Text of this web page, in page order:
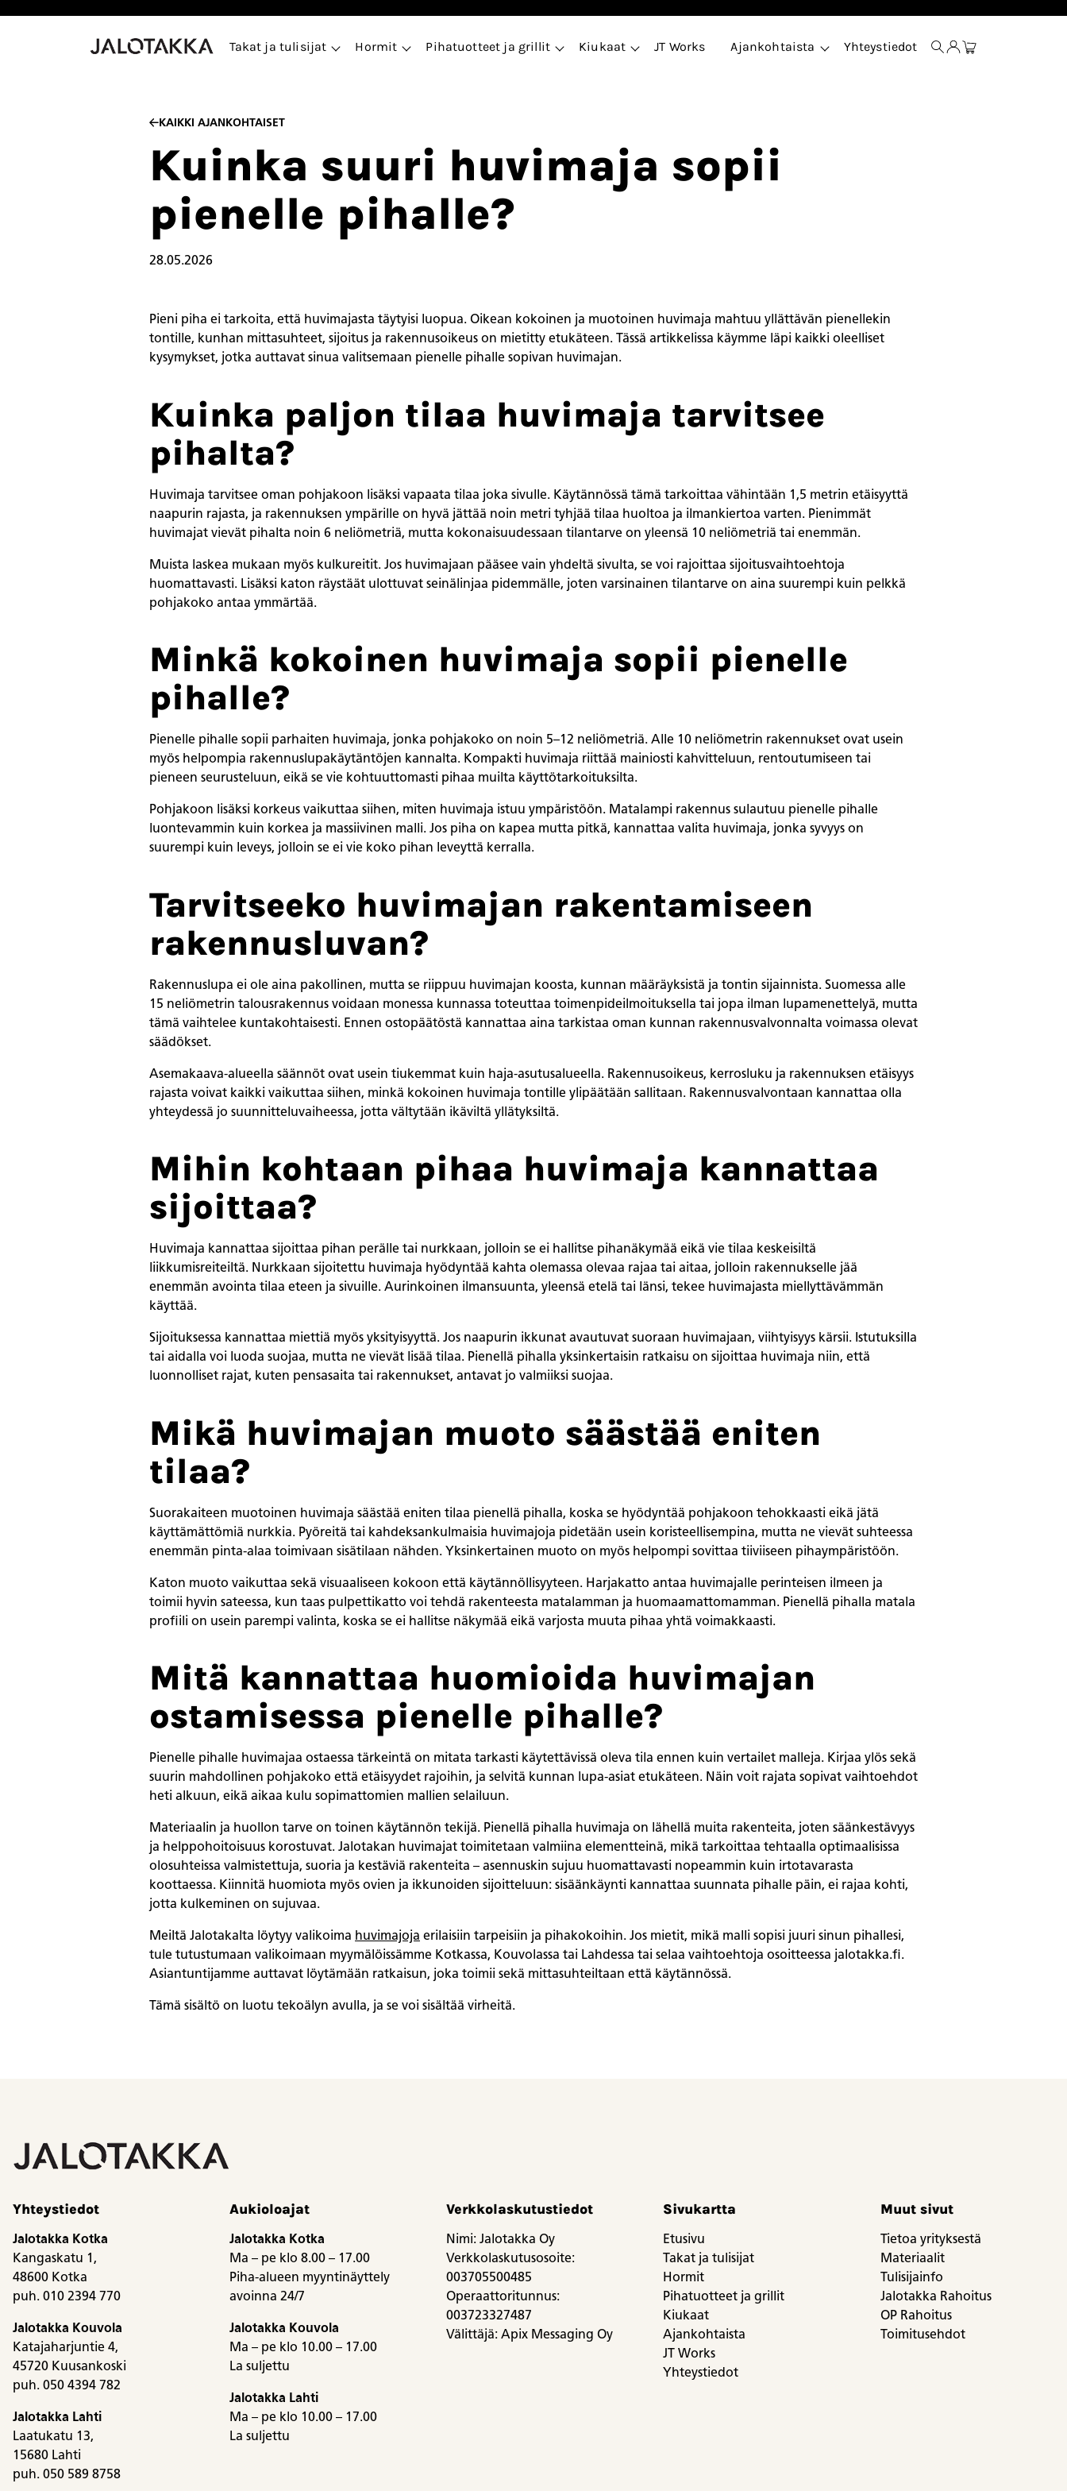
Takat ja tulisijat
Hormit Pihatuotteet ja grillit Kiukaat JT Works Ajankohtaista Yhteystiedot
KAIKKI AJANKOHTAISET
Kuinka suuri huvimaja sopii
pienelle pihalle?
28.05.2026
Pieni piha ei tarkoita, että huvimajasta täytyisi luopua. Oikean kokoinen ja muotoinen huvimaja mahtuu yllättävän pienellekin
tontille, kunhan mittasuhteet, sijoitus ja rakennusoikeus on mietitty etukäteen. Tässä artikkelissa käymme läpi kaikki oleelliset
kysymykset, jotka auttavat sinua valitsemaan pienelle pihalle sopivan huvimajan.
Kuinka paljon tilaa huvimaja tarvitsee
pihalta?
Huvimaja tarvitsee oman pohjakoon lisäksi vapaata tilaa joka sivulle. Käytännössä tämä tarkoittaa vähintään 1,5 metrin etäisyyttä
naapurin rajasta, ja rakennuksen ympärille on hyvä jättää noin metri tyhjää tilaa huoltoa ja ilmankiertoa varten. Pienimmät
huvimajat vievät pihalta noin 6 neliömetriä, mutta kokonaisuudessaan tilantarve on yleensä 10 neliömetriä tai enemmän.
Muista laskea mukaan myös kulkureitit. Jos huvimajaan pääsee vain yhdeltä sivulta, se voi rajoittaa sijoitusvaihtoehtoja
huomattavasti. Lisäksi katon räystäät ulottuvat seinälinjaa pidemmälle, joten varsinainen tilantarve on aina suurempi kuin pelkkä
pohjakoko antaa ymmärtää.
Minkä kokoinen huvimaja sopii pienelle
pihalle?
Pienelle pihalle sopii parhaiten huvimaja, jonka pohjakoko on noin 5–12 neliömetriä. Alle 10 neliömetrin rakennukset ovat usein
myös helpompia rakennuslupakäytäntöjen kannalta. Kompakti huvimaja riittää mainiosti kahvitteluun, rentoutumiseen tai
pieneen seurusteluun, eikä se vie kohtuuttomasti pihaa muilta käyttötarkoituksilta.
Pohjakoon lisäksi korkeus vaikuttaa siihen, miten huvimaja istuu ympäristöön. Matalampi rakennus sulautuu pienelle pihalle
luontevammin kuin korkea ja massiivinen malli. Jos piha on kapea mutta pitkä, kannattaa valita huvimaja, jonka syvyys on
suurempi kuin leveys, jolloin se ei vie koko pihan leveyttä kerralla.
Tarvitseeko huvimajan rakentamiseen
rakennusluvan?
Rakennuslupa ei ole aina pakollinen, mutta se riippuu huvimajan koosta, kunnan määräyksistä ja tontin sijainnista. Suomessa alle
15 neliömetrin talousrakennus voidaan monessa kunnassa toteuttaa toimenpideilmoituksella tai jopa ilman lupamenettelyä, mutta
tämä vaihtelee kuntakohtaisesti. Ennen ostopäätöstä kannattaa aina tarkistaa oman kunnan rakennusvalvonnalta voimassa olevat
säädökset.
Asemakaava-alueella säännöt ovat usein tiukemmat kuin haja-asutusalueella. Rakennusoikeus, kerrosluku ja rakennuksen etäisyys
rajasta voivat kaikki vaikuttaa siihen, minkä kokoinen huvimaja tontille ylipäätään sallitaan. Rakennusvalvontaan kannattaa olla
yhteydessä jo suunnitteluvaiheessa, jotta vältytään ikäviltä yllätyksiltä.
Mihin kohtaan pihaa huvimaja kannattaa
sijoittaa?
Huvimaja kannattaa sijoittaa pihan perälle tai nurkkaan, jolloin se ei hallitse pihanäkymää eikä vie tilaa keskeisiltä
liikkumisreiteiltä. Nurkkaan sijoitettu huvimaja hyödyntää kahta olemassa olevaa rajaa tai aitaa, jolloin rakennukselle jää
enemmän avointa tilaa eteen ja sivuille. Aurinkoinen ilmansuunta, yleensä etelä tai länsi, tekee huvimajasta miellyttävämmän
käyttää.
Sijoituksessa kannattaa miettiä myös yksityisyyttä. Jos naapurin ikkunat avautuvat suoraan huvimajaan, viihtyisyys kärsii. Istutuksilla
tai aidalla voi luoda suojaa, mutta ne vievät lisää tilaa. Pienellä pihalla yksinkertaisin ratkaisu on sijoittaa huvimaja niin, että
luonnolliset rajat, kuten pensasaita tai rakennukset, antavat jo valmiiksi suojaa.
Mikä huvimajan muoto säästää eniten
tilaa?
Suorakaiteen muotoinen huvimaja säästää eniten tilaa pienellä pihalla, koska se hyödyntää pohjakoon tehokkaasti eikä jätä
käyttämättömiä nurkkia. Pyöreitä tai kahdeksankulmaisia huvimajoja pidetään usein koristeellisempina, mutta ne vievät suhteessa
enemmän pinta-alaa toimivaan sisätilaan nähden. Yksinkertainen muoto on myös helpompi sovittaa tiiviiseen pihaympäristöön.
Katon muoto vaikuttaa sekä visuaaliseen kokoon että käytännöllisyyteen. Harjakatto antaa huvimajalle perinteisen ilmeen ja
toimii hyvin sateessa, kun taas pulpettikatto voi tehdä rakenteesta matalamman ja huomaamattomamman. Pienellä pihalla matala
profiili on usein parempi valinta, koska se ei hallitse näkymää eikä varjosta muuta pihaa yhtä voimakkaasti.
Mitä kannattaa huomioida huvimajan
ostamisessa pienelle pihalle?
Pienelle pihalle huvimajaa ostaessa tärkeintä on mitata tarkasti käytettävissä oleva tila ennen kuin vertailet malleja. Kirjaa ylös sekä
suurin mahdollinen pohjakoko että etäisyydet rajoihin, ja selvitä kunnan lupa-asiat etukäteen. Näin voit rajata sopivat vaihtoehdot
heti alkuun, eikä aikaa kulu sopimattomien mallien selailuun.
Materiaalin ja huollon tarve on toinen käytännön tekijä. Pienellä pihalla huvimaja on lähellä muita rakenteita, joten säänkestävyys
ja helppohoitoisuus korostuvat. Jalotakan huvimajat toimitetaan valmiina elementteinä, mikä tarkoittaa tehtaalla optimaalisissa
olosuhteissa valmistettuja, suoria ja kestäviä rakenteita – asennuskin sujuu huomattavasti nopeammin kuin irtotavarasta
koottaessa. Kiinnitä huomiota myös ovien ja ikkunoiden sijoitteluun: sisäänkäynti kannattaa suunnata pihalle päin, ei rajaa kohti,
jotta kulkeminen on sujuvaa.
Meiltä Jalotakalta löytyy valikoima huvimajoja erilaisiin tarpeisiin ja pihakokoihin. Jos mietit, mikä malli sopisi juuri sinun pihallesi,
tule tutustumaan valikoimaan myymälöissämme Kotkassa, Kouvolassa tai Lahdessa tai selaa vaihtoehtoja osoitteessa jalotakka.fi.
Asiantuntijamme auttavat löytämään ratkaisun, joka toimii sekä mittasuhteiltaan että käytännössä.
Tämä sisältö on luotu tekoälyn avulla, ja se voi sisältää virheitä.
Yhteystiedot
Jalotakka Kotka
Kangaskatu 1,
48600 Kotka
puh. 010 2394 770
Jalotakka Kouvola
Katajaharjuntie 4,
45720 Kuusankoski
puh. 050 4394 782
Jalotakka Lahti
Laatukatu 13,
15680 Lahti
puh. 050 589 8758
Aukioloajat
Jalotakka Kotka
Ma – pe klo 8.00 – 17.00
Piha-alueen myyntinäyttely
avoinna 24/7
Jalotakka Kouvola
Ma – pe klo 10.00 – 17.00
La suljettu
Jalotakka Lahti
Ma – pe klo 10.00 – 17.00
La suljettu
Verkkolaskutustiedot
Nimi: Jalotakka Oy
Verkkolaskutusosoite:
003705500485
Operaattoritunnus:
003723327487
Välittäjä: Apix Messaging Oy
Sivukartta
Etusivu
Takat ja tulisijat
Hormit
Pihatuotteet ja grillit
Kiukaat
Ajankohtaista
JT Works
Yhteystiedot
Muut sivut
Tietoa yrityksestä
Materiaalit
Tulisijainfo
Jalotakka Rahoitus
OP Rahoitus
Toimitusehdot